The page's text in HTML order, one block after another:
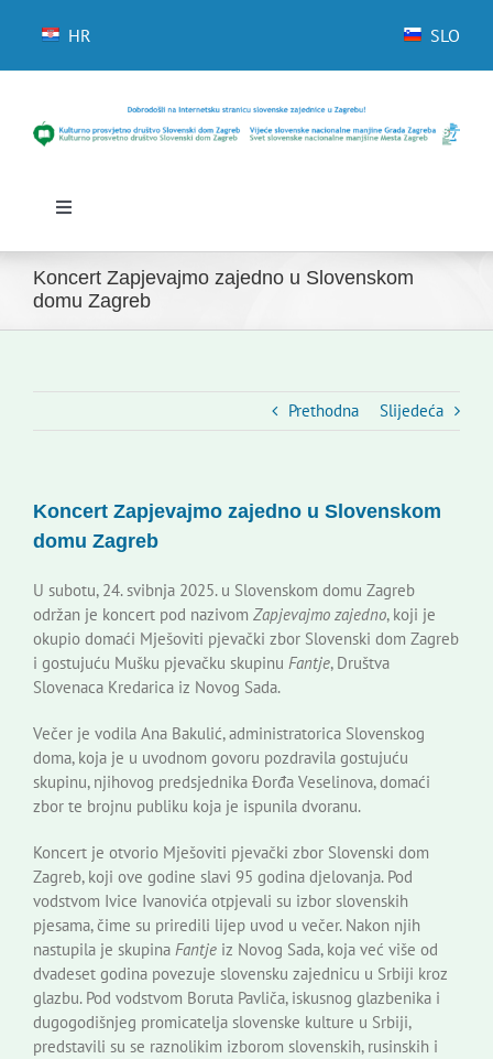
HR SLO
Toggle
Početna
Novosti
Slovenski dom Zagreb
Korisne informacije
Koncert Zapjevajmo zajedno u Slovenskom
domu Zagreb
Prethodna Slijedeća
Koncert Zapjevajmo zajedno u Slovenskom
domu Zagreb
U subotu, 24. svibnja 2025. u Slovenskom domu Zagreb
održan je koncert pod nazivom Zapjevajmo zajedno, koji je
okupio domaći Mješoviti pjevački zbor Slovenski dom Zagreb
i gostujuću Mušku pjevačku skupinu Fantje, Društva
Slovenaca Kredarica iz Novog Sada.
Večer je vodila Ana Bakulić, administratorica Slovenskog
doma, koja je u uvodnom govoru pozdravila gostujuću
skupinu, njihovog predsjednika Đorđa Veselinova, domaći
zbor te brojnu publiku koja je ispunila dvoranu.
Koncert je otvorio Mješoviti pjevački zbor Slovenski dom
Zagreb, koji ove godine slavi 95 godina djelovanja. Pod
vodstvom Ivice Ivanovića otpjevali su izbor slovenskih
pjesama, čime su priredili lijep uvod u večer. Nakon njih
nastupila je skupina Fantje iz Novog Sada, koja već više od
dvadeset godina povezuje slovensku zajednicu u Srbiji kroz
glazbu. Pod vodstvom Boruta Pavliča, iskusnog glazbenika i
dugogodišnjeg promicatelja slovenske kulture u Srbiji,
predstavili su se raznolikim izborom slovenskih, rusinskih i